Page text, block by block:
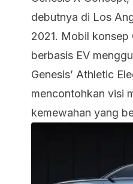
debutnya di Los
2021. Mobil konsep
berbasis EV
Genesis’ Athletic
mencontohkan visi
kemewahan yang